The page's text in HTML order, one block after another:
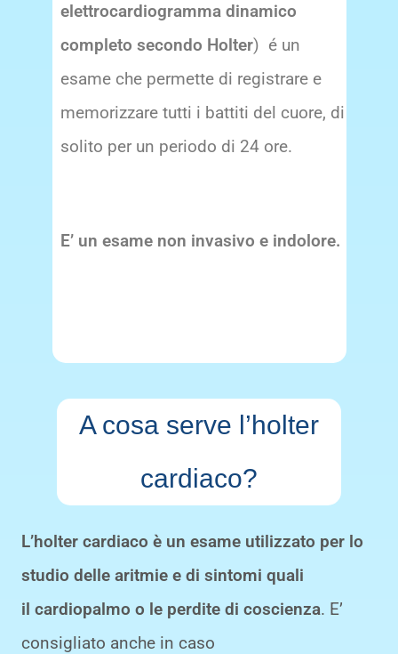
elettrocardiogramma dinamico
completo secondo Holter) é un
esame che permette di registrare e
memorizzare tutti i battiti del cuore, di
solito per un periodo di 24 ore.
E’ un esame non invasivo e indolore.
A cosa serve l’holter
cardiaco?
L’holter cardiaco è un esame utilizzato per lo
studio delle aritmie e di sintomi quali
il cardiopalmo o le perdite di coscienza. E’
consigliato anche in caso